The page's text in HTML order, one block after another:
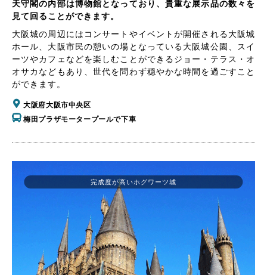
天守閣の内部は博物館となっており、貴重な展示品の数々を
見て回ることができます。
大阪城の周辺にはコンサートやイベントが開催される大阪城
ホール、大阪市民の憩いの場となっている大阪城公園、スイ
ーツやカフェなどを楽しむことができるジョー・テラス・オ
オサカなどもあり、世代を問わず穏やかな時間を過ごすこと
ができます。
大阪府大阪市中央区
梅田プラザモータープールで下車
完成度が高いホグワーツ城